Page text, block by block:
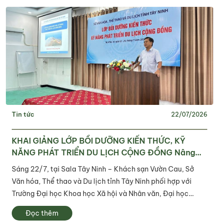
Tin tức 22/07/2026
KHAI GIẢNG LỚP BỒI DƯỠNG KIẾN THỨC, KỸ
NĂNG PHÁT TRIỂN DU LỊCH CỘNG ĐỒNG Nâng
cao năng lực nguồn nhân lực, phát huy tiềm năng
du lịch địa phương
Sáng 22/7, tại Sala Tây Ninh – Khách sạn Vườn Cau, Sở
Văn hóa, Thể thao và Du lịch tỉnh Tây Ninh phối hợp với
Trường Đại học Khoa học Xã hội và Nhân văn, Đại học
Quốc gia Thành phố Hồ Chí Minh tổ chức khai giảng Lớp
bồi dưỡng kiến thức, kỹ năng phát...
Đọc thêm